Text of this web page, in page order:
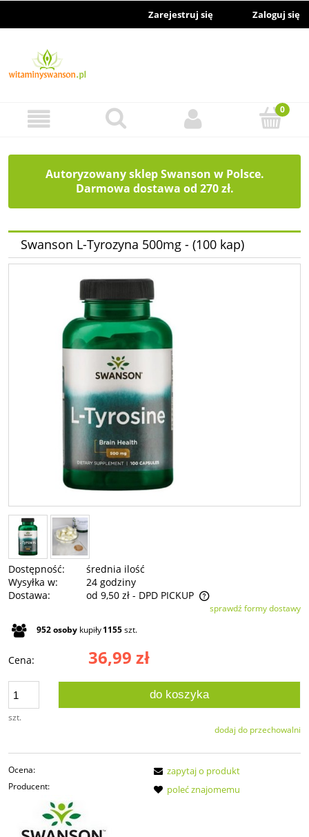
Zarejestruj się Zaloguj się
Autoryzowany sklep Swanson w Polsce.
Darmowa dostawa od 270 zł.
Swanson L-Tyrozyna 500mg - (100 kap)
Dostępność:
średnia ilość
Wysyłka w:
24 godziny
Dostawa:
od 9,50 zł - DPD PICKUP
Cena nie zawiera ewentualnych kosztów płatnościsprawdź formy dostawy
952osoby kupiły1155szt.
Cena: 36,99 zł
szt.
do koszyka
dodaj do przechowalni
Ocena:
Producent:
zapytaj o produkt
poleć znajomemu